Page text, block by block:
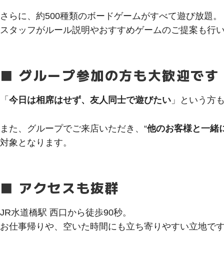
さらに、約500種類のボードゲームがすべて遊び放題。
スタッフがルール説明やおすすめゲームのご提案も行
■ グループ参加の方も大歓迎です
「 今日は相席はせず、友人同士で遊びたい 」という方
また、グループでご来店いただき、“他のお客様と一緒
対象となります。
■ アクセスも抜群
JR水道橋駅 西口から徒歩90秒。
お仕事帰りや、空いた時間にも立ち寄りやすい立地で